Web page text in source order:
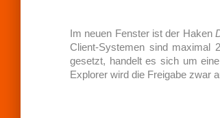
Im neuen Fenster ist der Haken
Client-Systemen sind maximal
gesetzt, handelt es sich um
Explorer wird die Freigabe zwar